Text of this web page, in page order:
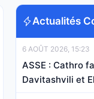
Actualités
6 AOÛT 2026, 15:23
ASSE : Cathro
Davitashvili et